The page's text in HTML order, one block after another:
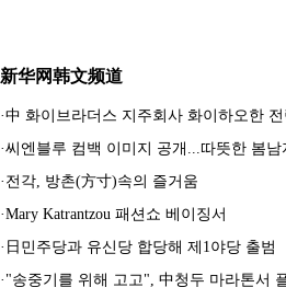
新华网韩文频道
·中 화이브라더스 지주회사 화이하오한
·씨엔블루 컴백 이미지 공개...따뜻한 봄남
· 전각, 방촌(方寸)속의 즐거움
·Mary Katrantzou 패션쇼 베이징서
· 日민주당과 유신당 합당해 제1야당 출범
· "송중기를 위해 고고", 中청두 마라톤서